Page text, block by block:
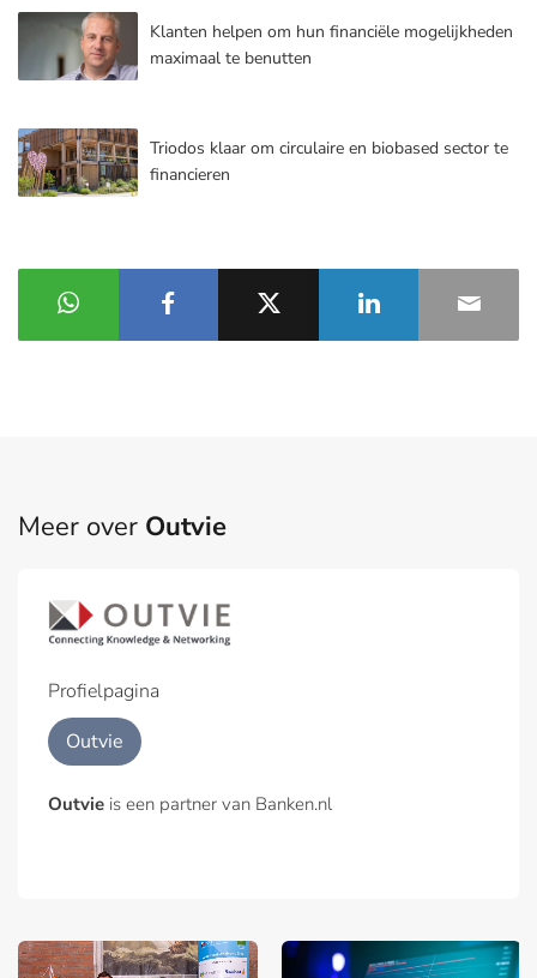
Klanten helpen om hun financiële mogelijkheden
maximaal te benutten
Triodos klaar om circulaire en biobased sector te
financieren
Meer over Outvie
Profielpagina
Outvie
Outvie is een partner van Banken.nl